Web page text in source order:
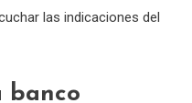
las indicaciones del
banco